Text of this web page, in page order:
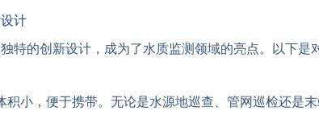
计
特的创新设计，成为了水质监测领域的亮点。以下是
积小，便于携带。无论是水源地巡查、管网巡检还是